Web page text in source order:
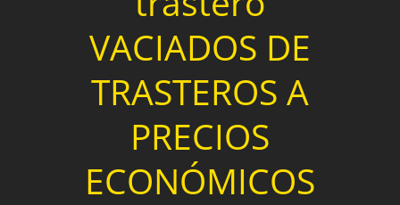
VACIADOS DE
TRASTEROS A
PRECIOS
ECONÓMICOS